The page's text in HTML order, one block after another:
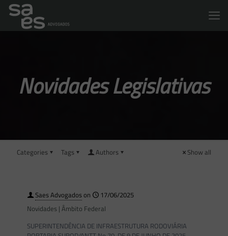
Novidades Legislativas
Categories Tags Authors Show all
Saes Advogadoson
17/06/2025
Novidades | Âmbito Federal
SUPERINTENDÊNCIA DE INFRAESTRUTURA RODOVIÁRIA